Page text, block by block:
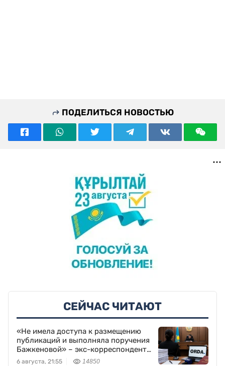
ПОДЕЛИТЬСЯ НОВОСТЬЮ
СЕЙЧАС ЧИТАЮТ
«Не имела доступа к размещению
публикаций и выполняла поручения
Бажкеновой» – экс-корреспондент
Orda.kz Дуйсенова
6 августа, 21:55 14850